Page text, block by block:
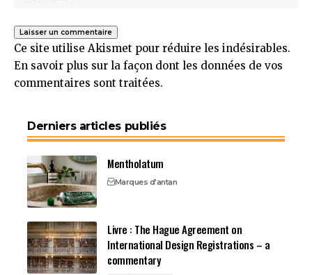
Ce site utilise Akismet pour réduire les indésirables.
En savoir plus sur la façon dont les données de vos
commentaires sont traitées.
Derniers articles publiés
Mentholatum
Marques d'antan
Livre : The Hague Agreement on
International Design Registrations – a
commentary